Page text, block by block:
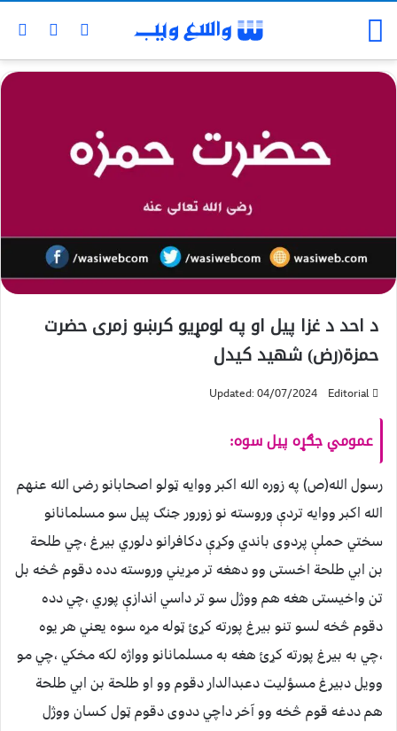
د احد د غزا پیل او په لومړيو کرښو زمرى حضرت
حمزة(رض) شهيد کیدل
Editorial
Updated: 04/07/2024
عمومي جګړه پيل سوه:
رسول الله(ص) په زوره الله اکبر ووايه ټولو اصحابانو رضی الله عنهم
الله اکبر ووايه تردې وروسته نو زورور جنګ پيل سو مسلمانانو
سختي حملې پردوى باندي وکړې دکافرانو دلوري بيرغ ،چي طلحة
بن ابي طلحة اخستى وو دهغه تر مړيني وروسته دده دقوم څخه بل
تن واخيستى هغه هم ووژل سو تر داسي اندازې پوري ،چي دده
دقوم څخه لسو تنو بيرغ پورته کړئ ټوله مړه سوه يعني هر يوه
،چي به بيرغ پورته کړئ هغه به مسلمانانو وواژه لکه مخکي ،چي مو
وويل دبيرغ مسؤليت دعبدالدار دقوم وو او طلحة بن ابي طلحة
هم ددغه قوم څخه وو آخر داچي ددوى دقوم ټول کسان ووژل